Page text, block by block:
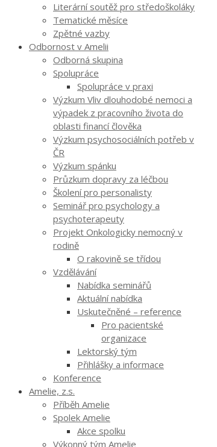
Literární soutěž pro středoškoláky
Tematické měsíce
Zpětné vazby
Odbornost v Amelii
Odborná skupina
Spolupráce
Spolupráce v praxi
Výzkum Vliv dlouhodobé nemoci a
výpadek z pracovního života do
oblasti financí člověka
Výzkum psychosociálních potřeb v
ČR
Výzkum spánku
Průzkum dopravy za léčbou
Školení pro personalisty
Seminář pro psychology a
psychoterapeuty
Projekt Onkologicky nemocný v
rodině
O rakovině se třídou
Vzdělávání
Nabídka seminářů
Aktuální nabídka
Uskutečněné – reference
Pro pacientské
organizace
Lektorský tým
Přihlášky a informace
Konference
Amelie, z.s.
Příběh Amelie
Spolek Amelie
Akce spolku
Výkonný tým Amelie